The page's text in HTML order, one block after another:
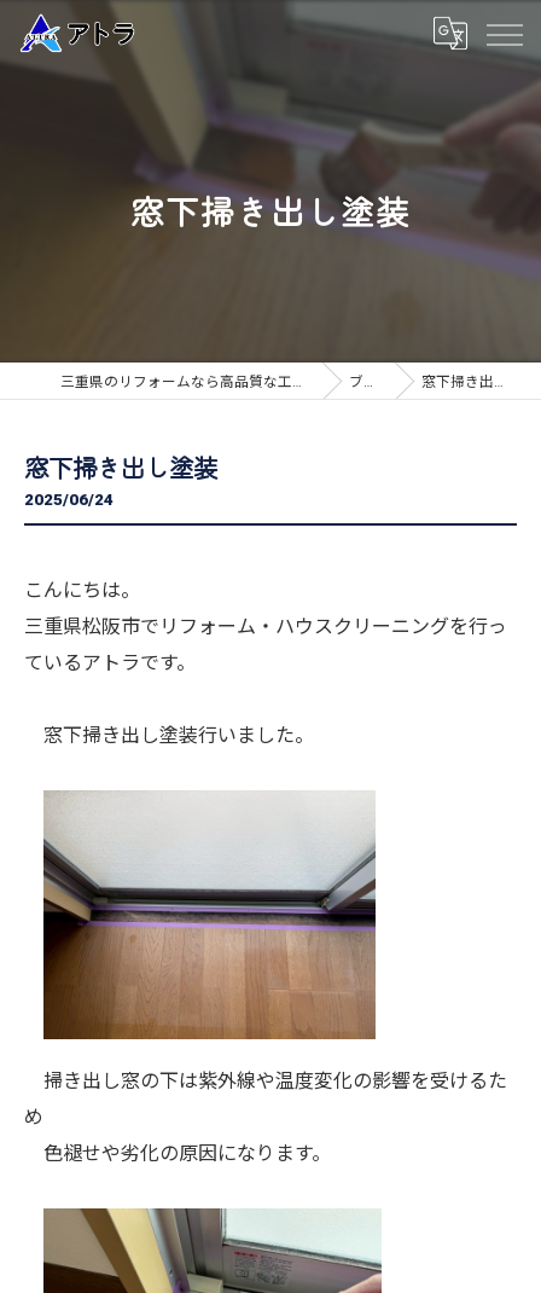
窓下掃き出し塗装
三重県のリフォームなら高品質な工事のアトラ ブログ 窓下掃き出し塗装
窓下掃き出し塗装
2025/06/24
こんにちは。
三重県松阪市でリフォーム・ハウスクリーニングを行っ
ているアトラです。
窓下掃き出し塗装行いました。
掃き出し窓の下は紫外線や温度変化の影響を受けるた
め
色褪せや劣化の原因になります。